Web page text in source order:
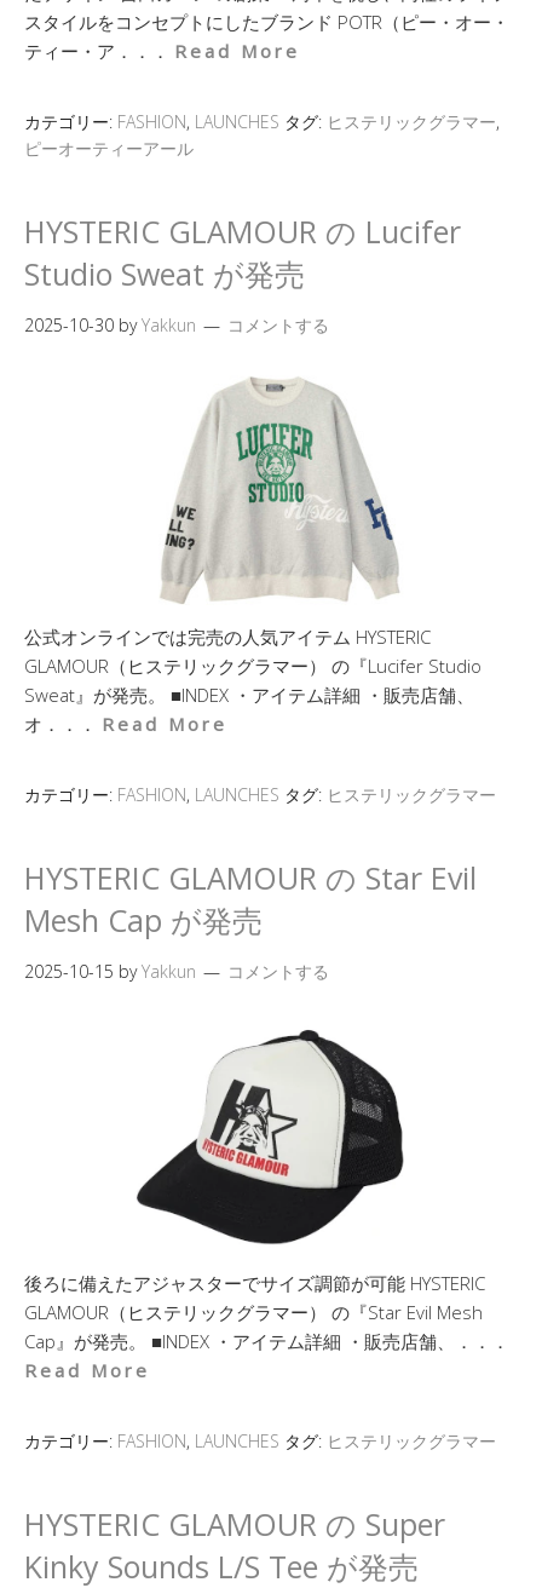
スタイルをコンセプトにしたブランド POTR（ピー・オー・
ティー・ア．．． Read More
カテゴリー: FASHION, LAUNCHES タグ: ヒステリックグラマー,
ピーオーティーアール
HYSTERIC GLAMOUR の Lucifer
Studio Sweat が発売
2025-10-30 byYakkun コメントする
公式オンラインでは完売の人気アイテム HYSTERIC
GLAMOUR（ヒステリックグラマー） の『Lucifer Studio
Sweat』が発売。 ■INDEX ・アイテム詳細 ・販売店舗、
オ．．． Read More
カテゴリー: FASHION, LAUNCHES タグ: ヒステリックグラマー
HYSTERIC GLAMOUR の Star Evil
Mesh Cap が発売
2025-10-15 byYakkun コメントする
後ろに備えたアジャスターでサイズ調節が可能 HYSTERIC
GLAMOUR（ヒステリックグラマー） の『Star Evil Mesh
Cap』が発売。 ■INDEX ・アイテム詳細 ・販売店舗、．．．
Read More
カテゴリー: FASHION, LAUNCHES タグ: ヒステリックグラマー
HYSTERIC GLAMOUR の Super
Kinky Sounds L/S Tee が発売